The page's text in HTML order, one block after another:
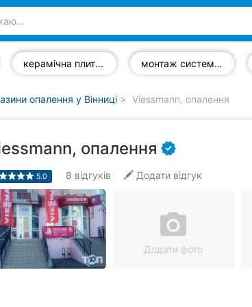
керамічна плитка монтаж систем опалення
опалення у Вінниці Viessmann, опалення
опалення
5.0 8 відгуків Додати відгук
camera_alt
Додати фото